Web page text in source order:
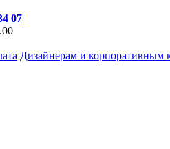
07
Дизайнерам и корпоративным